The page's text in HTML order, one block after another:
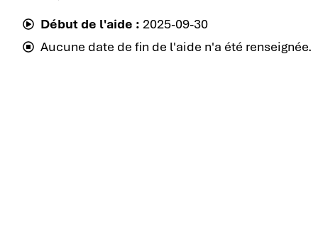
Début de l'aide : 2025-09-30
Aucune date de fin de l'aide n'a été renseignée.